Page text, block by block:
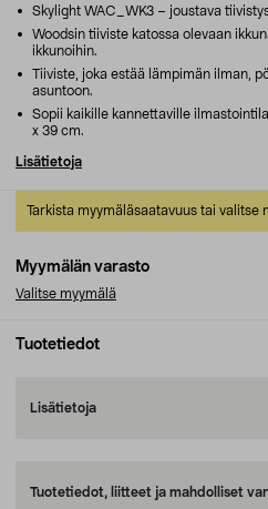
Myymälän varasto
Valitse myymälä
Tarkista myymäläsaatavuus tai valitse
Skylight WAC_WK3 – joustava
Woodsin tiiviste katossa olevaan
ikkunoihin.
Tiiviste, joka estää lämpimän ilman,
asuntoon.
Sopii kaikille kannettaville
x 39 cm.
Lisätietoja
Tuotetiedot
Lisätietoja
Tuotetiedot, liitteet ja mahdolliset